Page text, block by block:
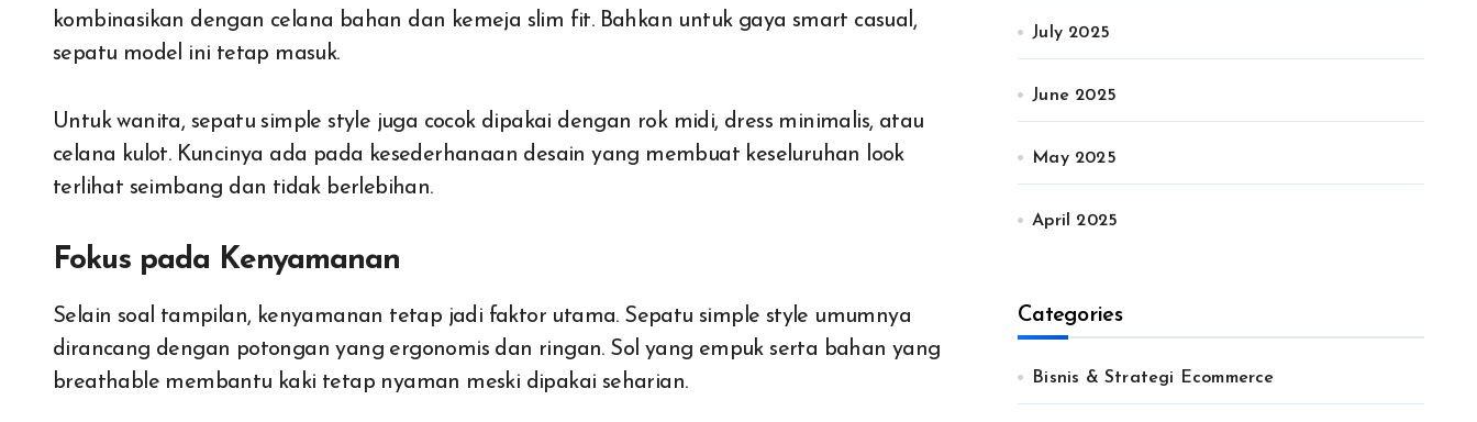
kombinasikan dengan celana bahan dan kemeja slim fit. Bahkan untuk gaya smart casual,
sepatu model ini tetap masuk.
Untuk wanita, sepatu simple style juga cocok dipakai dengan rok midi, dress minimalis, atau
celana kulot. Kuncinya ada pada kesederhanaan desain yang membuat keseluruhan look
terlihat seimbang dan tidak berlebihan.
Fokus pada Kenyamanan
Selain soal tampilan, kenyamanan tetap jadi faktor utama. Sepatu simple style umumnya
dirancang dengan potongan yang ergonomis dan ringan. Sol yang empuk serta bahan yang
breathable membantu kaki tetap nyaman meski dipakai seharian.
July 2025
June 2025
May 2025
April 2025
Categories
Bisnis & Strategi Ecommerce